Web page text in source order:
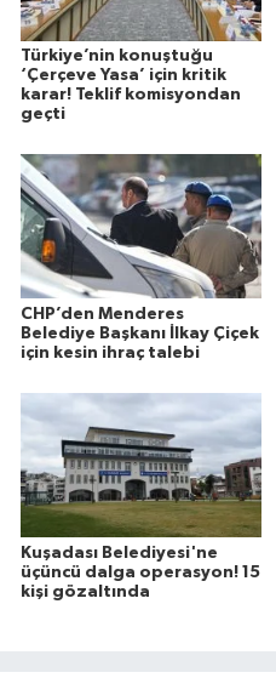
Türkiye’nin konuştuğu
‘Çerçeve Yasa’ için kritik
karar! Teklif komisyondan
geçti
CHP’den Menderes
Belediye Başkanı İlkay Çiçek
için kesin ihraç talebi
Kuşadası Belediyesi'ne
üçüncü dalga operasyon! 15
kişi gözaltında